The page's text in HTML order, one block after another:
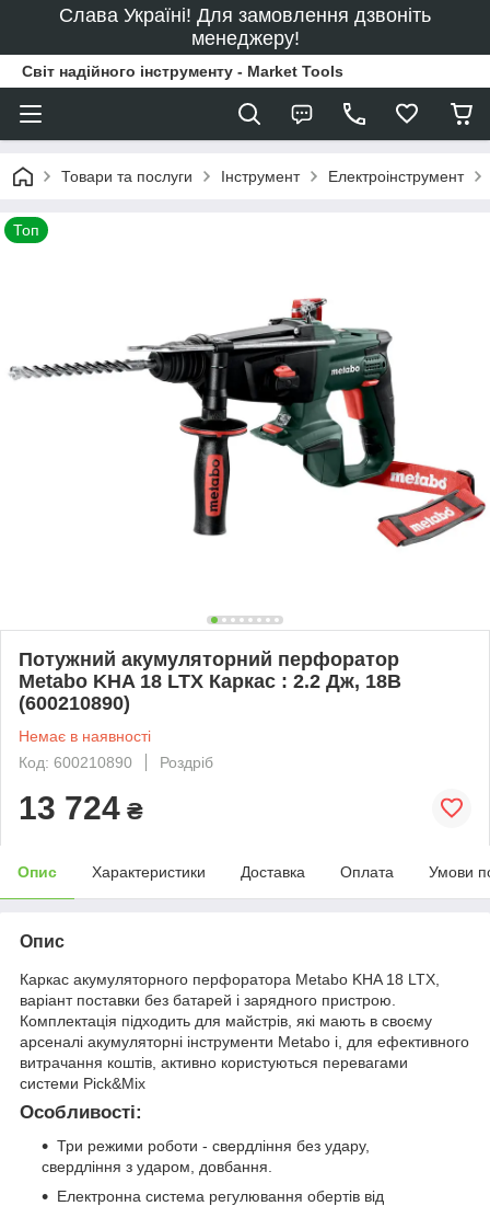
Слава Україні! Для замовлення дзвоніть
менеджеру!
Світ надійного інструменту - Market Tools
Товари та послуги Інструмент Електроінструмент
Топ
Потужний акумуляторний перфоратор
Metabo KHA 18 LTX Каркас : 2.2 Дж, 18В
(600210890)
Немає в наявності
Код: 600210890
Роздріб
13 724 ₴
Опис Характеристики Доставка Оплата Умови
Опис
Каркас акумуляторного перфоратора Metabo KHA 18 LTX,
варіант поставки без батарей і зарядного пристрою.
Комплектація підходить для майстрів, які мають в своєму
арсеналі акумуляторні інструменти Metabo і, для ефективного
витрачання коштів, активно користуються перевагами
системи Pick&Mix
Особливості:
Три режими роботи - свердління без удару,
свердління з ударом, довбання.
Електронна система регулювання обертів від